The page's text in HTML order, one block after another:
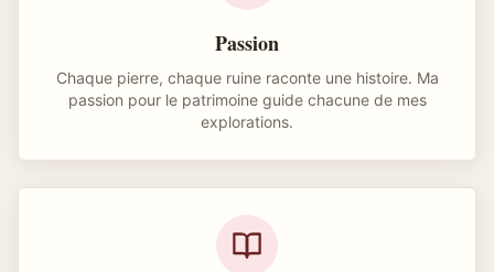
Passion
Chaque pierre, chaque ruine raconte une histoire. Ma
passion pour le patrimoine guide chacune de mes
explorations.